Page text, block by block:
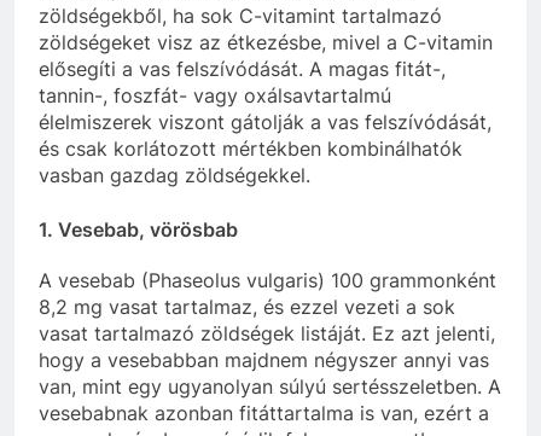
zöldségekből, ha sok C-vitamint tartalmazó
zöldségeket visz az étkezésbe, mivel a C-vitamin
elősegíti a vas felszívódását. A magas fitát-,
tannin-, foszfát- vagy oxálsavtartalmú
élelmiszerek viszont gátolják a vas felszívódását,
és csak korlátozott mértékben kombinálhatók
vasban gazdag zöldségekkel.
1. Vesebab, vörösbab
A vesebab (Phaseolus vulgaris) 100 grammonként
8,2 mg vasat tartalmaz, és ezzel vezeti a sok
vasat tartalmazó zöldségek listáját. Ez azt jelenti,
hogy a vesebabban majdnem négyszer annyi vas
van, mint egy ugyanolyan súlyú sertésszeletben. A
vesebabnak azonban fitáttartalma is van, ezért a